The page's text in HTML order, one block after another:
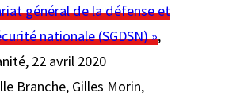
général de la défense et
nationale (SGDSN) »,
, 22 avril 2020
Branche, Gilles Morin,